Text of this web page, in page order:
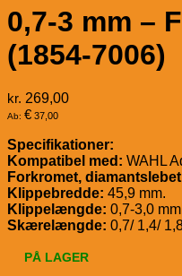
0,7-3 mm –
(1854-7006)
kr. 269,00
Ab: € 37,00
Specifikationer:
Kompatibel med: WAHL
Forkromet,
Klippebredde: 45,9 mm.
Klippelængde: 0,7-3,0
Skærelængde: 0,7/ 1,4/
PÅ LAGER